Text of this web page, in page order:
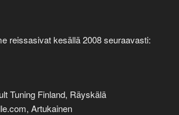
reissasivat kesällä 2008 seuraavasti:
Tuning Finland, Räyskälä
Artukainen